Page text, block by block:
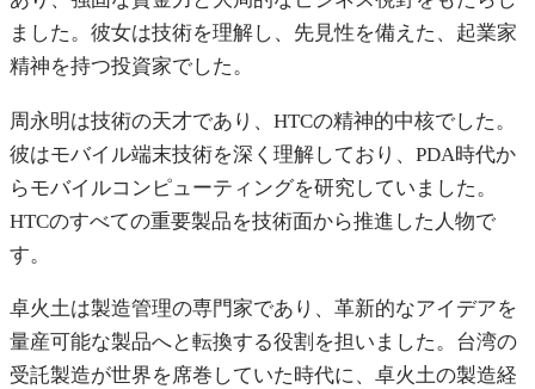
ました。彼女は技術を理解し、先見性を備えた、起業家
精神を持つ投資家でした。
周永明は技術の天才であり、HTCの精神的中核でした。
彼はモバイル端末技術を深く理解しており、PDA時代か
らモバイルコンピューティングを研究していました。
HTCのすべての重要製品を技術面から推進した人物で
す。
卓火土は製造管理の専門家であり、革新的なアイデアを
量産可能な製品へと転換する役割を担いました。台湾の
受託製造が世界を席巻していた時代に、卓火土の製造経